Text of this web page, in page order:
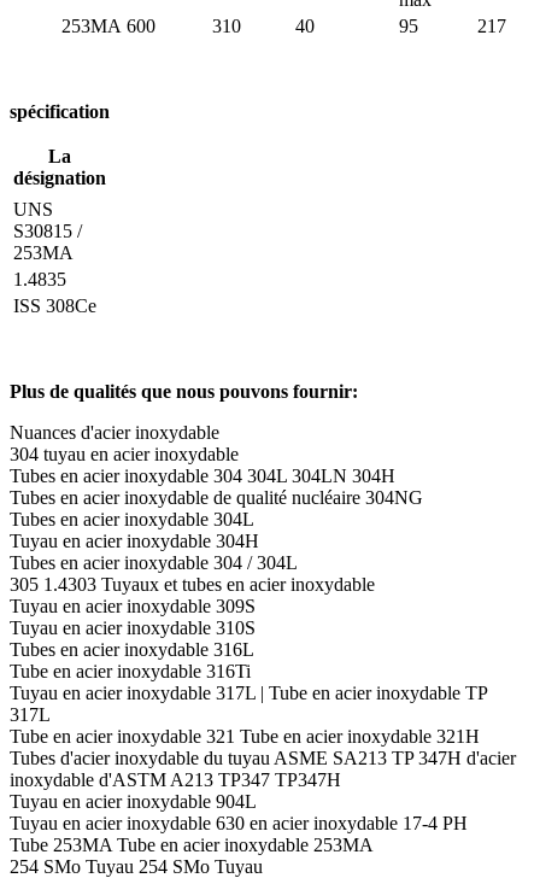
253MA 600 310 40 95 217
spécification
La
désignation
UNS
S30815 /
253MA
1.4835
ISS 308Ce
Plus de qualités que nous pouvons fournir:
Nuances d'acier inoxydable
304 tuyau en acier inoxydable
Tubes en acier inoxydable 304 304L 304LN 304H
Tubes en acier inoxydable de qualité nucléaire 304NG
Tubes en acier inoxydable 304L
Tuyau en acier inoxydable 304H
Tubes en acier inoxydable 304 / 304L
305 1.4303 Tuyaux et tubes en acier inoxydable
Tuyau en acier inoxydable 309S
Tuyau en acier inoxydable 310S
Tubes en acier inoxydable 316L
Tube en acier inoxydable 316Ti
Tuyau en acier inoxydable 317L | Tube en acier inoxydable TP
317L
Tube en acier inoxydable 321 Tube en acier inoxydable 321H
Tubes d'acier inoxydable du tuyau ASME SA213 TP 347H d'acier
inoxydable d'ASTM A213 TP347 TP347H
Tuyau en acier inoxydable 904L
Tuyau en acier inoxydable 630 en acier inoxydable 17-4 PH
Tube 253MA Tube en acier inoxydable 253MA
254 SMo Tuyau 254 SMo Tuyau